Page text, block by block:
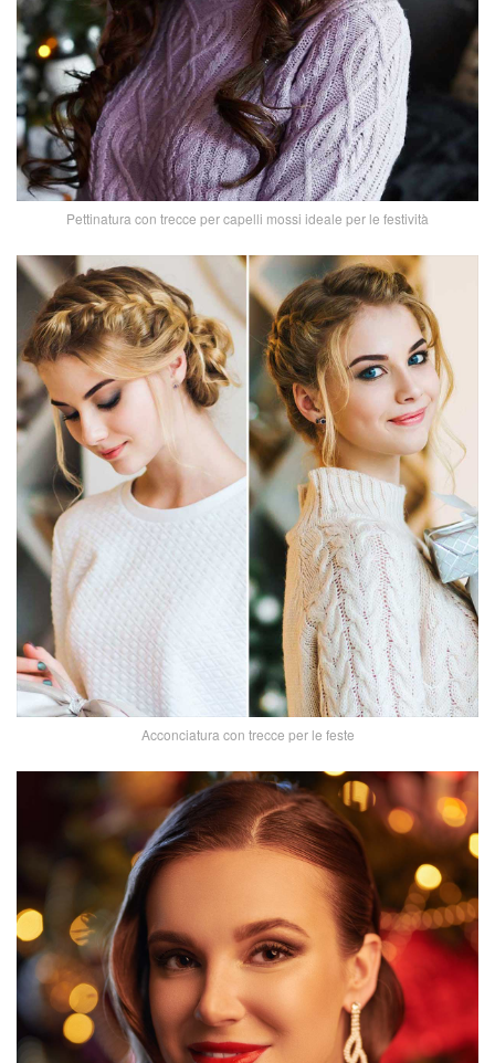
Pettinatura con trecce per capelli mossi ideale per le festività
Acconciatura con trecce per le feste